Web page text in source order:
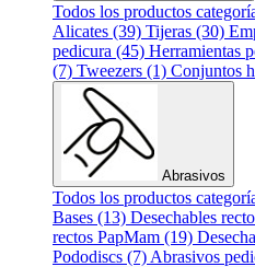
Todos los productos
Alicates (39) Tijeras (30)
pedicura (45) Herramientas
(7) Tweezers (1) Conjuntos
Abrasivos
Todos los productos
Bases (13) Desechables
rectos PapMam (19)
Pododiscs (7) Abrasivos